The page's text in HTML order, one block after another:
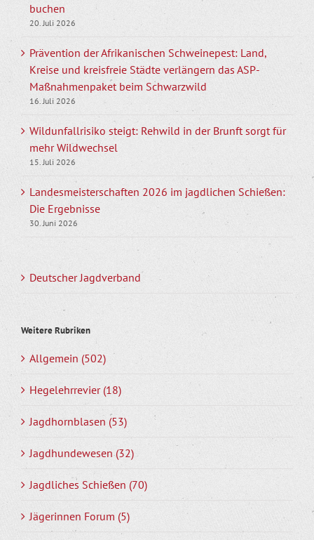
buchen
20. Juli 2026
Prävention der Afrikanischen Schweinepest: Land,
Kreise und kreisfreie Städte verlängern das ASP-
Maßnahmenpaket beim Schwarzwild
16. Juli 2026
Wildunfallrisiko steigt: Rehwild in der Brunft sorgt für
mehr Wildwechsel
15. Juli 2026
Landesmeisterschaften 2026 im jagdlichen Schießen:
Die Ergebnisse
30. Juni 2026
Deutscher Jagdverband
Weitere Rubriken
Allgemein (502)
Hegelehrrevier (18)
Jagdhornblasen (53)
Jagdhundewesen (32)
Jagdliches Schießen (70)
Jägerinnen Forum (5)